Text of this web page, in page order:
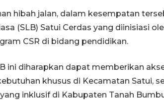
hibah jalan, dalam kesempatan
(SLB) Satui Cerdas yang diinisiasi
CSR di bidang pendidikan.
ini diharapkan dapat memberikan
khusus di Kecamatan Satui,
inklusif di Kabupaten Tanah
30